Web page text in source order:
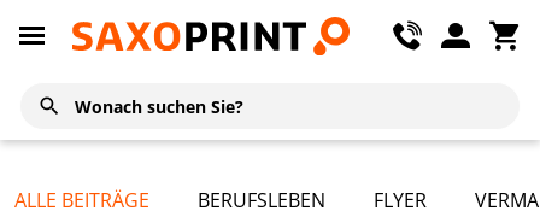
ALLE BEITRÄGE BERUFSLEBEN FLYER